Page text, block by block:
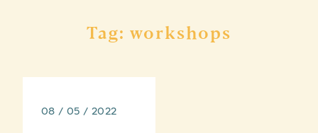
Tag: workshops
08 / 05 / 2022